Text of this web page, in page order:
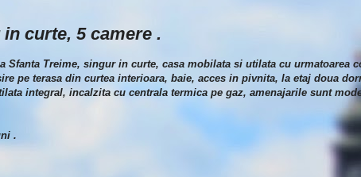
curte, 5 camere .
Treime, singur in curte, casa mobilata si utilata cu urmatoarea
pe terasa din curtea interioara, baie, acces in pivnita, la etaj doua
integral, incalzita cu centrala termica pe gaz, amenajarile sunt
.